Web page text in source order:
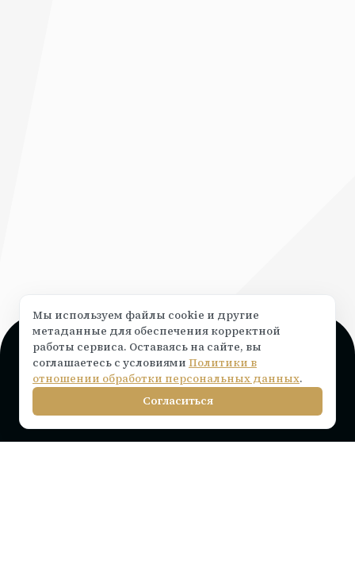
Поддержка и консультация
Чат на сайте ⟶написать
info@rocketr.ru
Telegram-канал
Мы используем файлы cookie и другие
метаданные для обеспечения корректной
работы сервиса. Оставаясь на сайте, вы
соглашаетесь с условиями Политики в
отношении обработки персональных данных.
Согласиться